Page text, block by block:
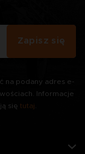
na podany adres e-
Informacje
się tutaj
Zapisz się